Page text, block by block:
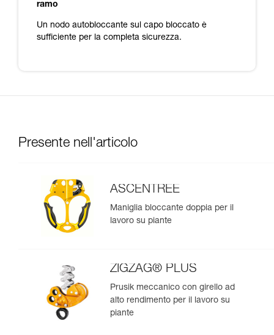
ramo
Un nodo autobloccante sul capo bloccato è
sufficiente per la completa sicurezza.
Presente nell'articolo
ASCENTREE
Maniglia bloccante doppia per il
lavoro su piante
ZIGZAG® PLUS
Prusik meccanico con girello ad
alto rendimento per il lavoro su
piante